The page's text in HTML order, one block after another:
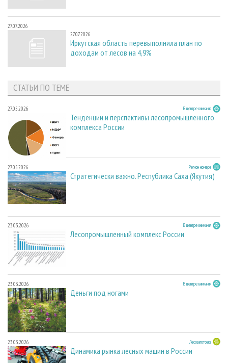
27.07.2026
27.07.2026
Иркутская область перевыполнила план по
доходам от лесов на 4,9%
СТАТЬИ ПО ТЕМЕ
27.05.2026 В центре внимания
Тенденции и перспективы лесопромышленного
комплекса России
27.05.2026 Регион номера
Стратегически важно. Республика Саха (Якутия)
23.03.2026 В центре внимания
Лесопромышленный комплекс России
23.03.2026 В центре внимания
Деньги под ногами
23.03.2026 Лесозаготовка
Динамика рынка лесных машин в России